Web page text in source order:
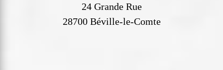
24 Grande Rue
28700 Béville-le-Comte